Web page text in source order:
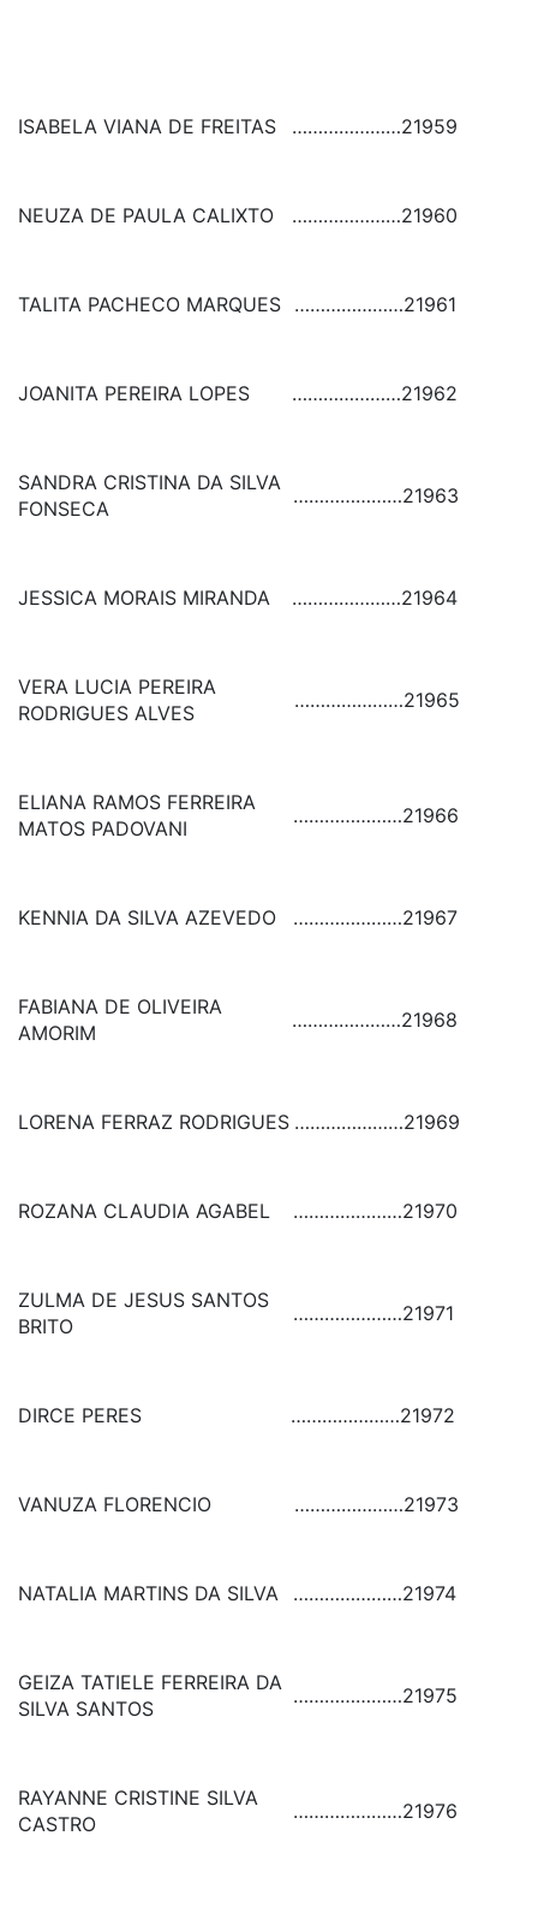
ISABELA VIANA DE FREITAS …………………21959
NEUZA DE PAULA CALIXTO …………………21960
TALITA PACHECO MARQUES …………………21961
JOANITA PEREIRA LOPES …………………21962
SANDRA CRISTINA DA SILVA
FONSECA
…………………21963
JESSICA MORAIS MIRANDA …………………21964
VERA LUCIA PEREIRA
RODRIGUES ALVES
…………………21965
ELIANA RAMOS FERREIRA
MATOS PADOVANI
…………………21966
KENNIA DA SILVA AZEVEDO …………………21967
FABIANA DE OLIVEIRA
AMORIM
…………………21968
LORENA FERRAZ RODRIGUES …………………21969
ROZANA CLAUDIA AGABEL …………………21970
ZULMA DE JESUS SANTOS
BRITO
…………………21971
DIRCE PERES …………………21972
VANUZA FLORENCIO …………………21973
NATALIA MARTINS DA SILVA …………………21974
GEIZA TATIELE FERREIRA DA
SILVA SANTOS
…………………21975
RAYANNE CRISTINE SILVA
CASTRO
…………………21976